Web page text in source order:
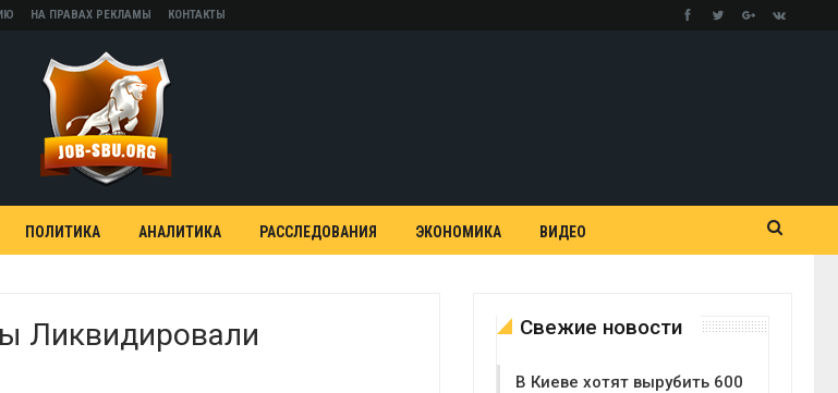
НА ПРАВАХ РЕКЛАМЫ КОНТАКТЫ
ПОЛИТИКА АНАЛИТИКА РАССЛЕДОВАНИЯ ЭКОНОМИКА ВИДЕО
Ликвидировали
Свежие новости
В Киеве хотят вырубить 600